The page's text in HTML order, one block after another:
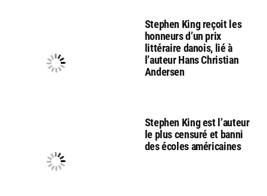
Stephen King reçoit les
honneurs d’un prix
littéraire danois, lié à
l’auteur Hans Christian
Andersen
Stephen King est l’auteur
le plus censuré et banni
des écoles américaines